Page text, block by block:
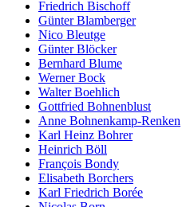
Friedrich Bischoff
Günter Blamberger
Nico Bleutge
Günter Blöcker
Bernhard Blume
Werner Bock
Walter Boehlich
Gottfried Bohnenblust
Anne Bohnenkamp-Renken
Karl Heinz Bohrer
Heinrich Böll
François Bondy
Elisabeth Borchers
Karl Friedrich Borée